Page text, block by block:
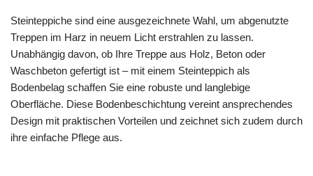
Steinteppiche sind eine ausgezeichnete Wahl, um abgenutzte
Treppen im Harz in neuem Licht erstrahlen zu lassen.
Unabhängig davon, ob Ihre Treppe aus Holz, Beton oder
Waschbeton gefertigt ist – mit einem Steinteppich als
Bodenbelag schaffen Sie eine robuste und langlebige
Oberfläche. Diese Bodenbeschichtung vereint ansprechendes
Design mit praktischen Vorteilen und zeichnet sich zudem durch
ihre einfache Pflege aus.